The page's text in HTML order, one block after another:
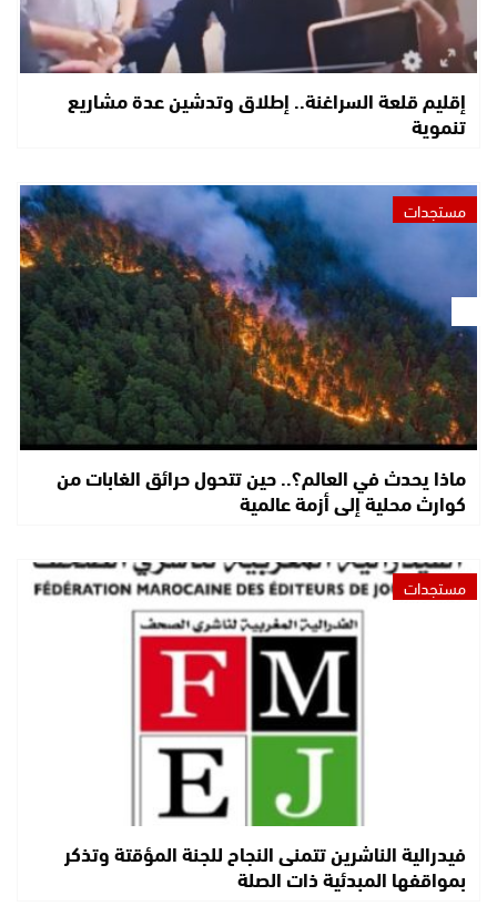
إقليم قلعة السراغنة.. إطلاق وتدشين عدة مشاريع
تنموية
مستجدات
ماذا يحدث في العالم؟.. حين تتحول حرائق الغابات من
كوارث محلية إلى أزمة عالمية
مستجدات
فيدرالية الناشرين تتمنى النجاح للجنة المؤقتة وتذكر
بمواقفها المبدئية ذات الصلة